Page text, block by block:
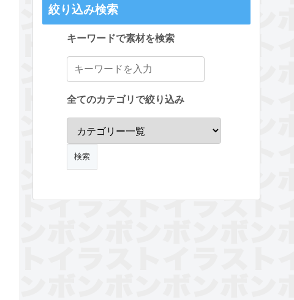
絞り込み検索
キーワードで素材を検索
全てのカテゴリで絞り込み